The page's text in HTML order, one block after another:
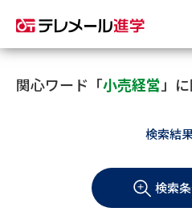
資料請求
大学・短大の資料種類から請求
関心ワード「小売経営 」
検索結
検索